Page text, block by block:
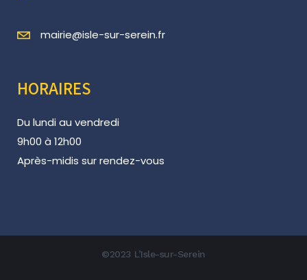
mairie@isle-sur-serein.fr
HORAIRES
Du lundi au vendredi
9h00 à 12h00
Après-midis sur rendez-vous
©2023 L’Isle-sur-Serein